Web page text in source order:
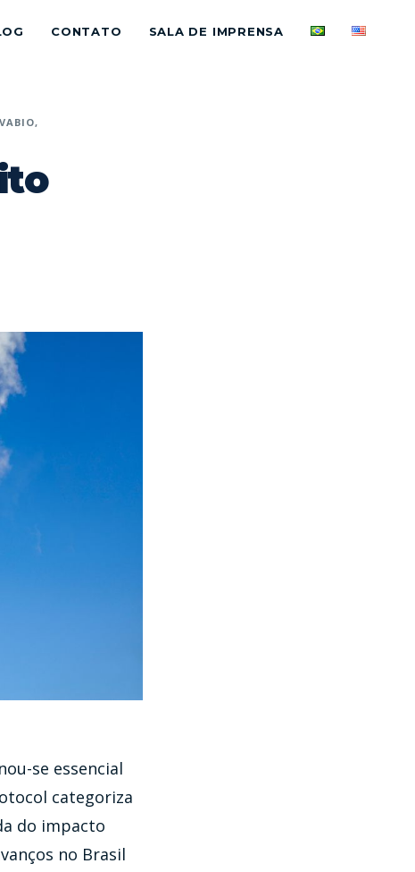
CONTATO SALA DE IMPRENSA
se essencial
categoriza
do impacto
no Brasil